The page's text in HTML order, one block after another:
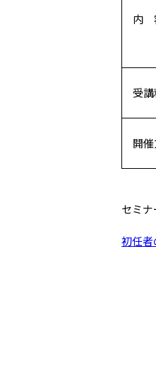
内
受
開
セミ
初任